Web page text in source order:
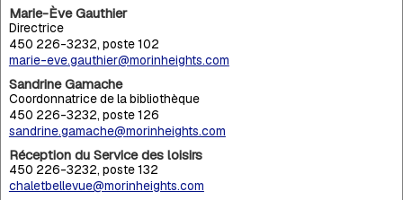
Marie-Ève Gauthier
Directrice
450 226-3232, poste 102
marie-eve.gauthier@morinheights.com
Sandrine Gamache
Coordonnatrice de la bibliothèque
450 226-3232, poste 126
sandrine.gamache@morinheights.com
Réception du Service des loisirs
450 226-3232, poste 132
chaletbellevue@morinheights.com